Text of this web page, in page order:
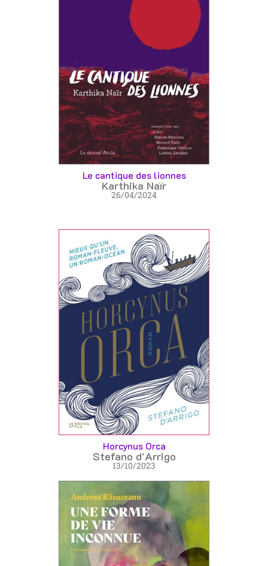
Le cantique des lionnes
Karthika Naïr
26/04/2024
Horcynus Orca
Stefano d'Arrigo
13/10/2023